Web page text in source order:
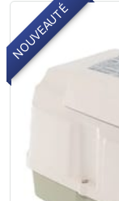
NOUVEAUTÉ